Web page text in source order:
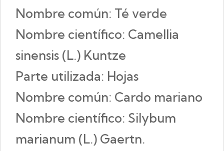
Nombre común: Té verde
Nombre científico: Camellia
sinensis (L.) Kuntze
Parte utilizada: Hojas
Nombre común: Cardo mariano
Nombre científico: Silybum
marianum (L.) Gaertn.